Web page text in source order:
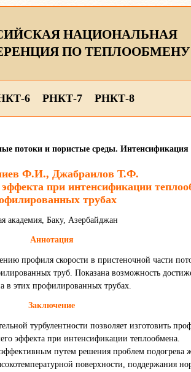
НАЦИОНАЛЬНАЯ
ПО ТЕПЛООБМЕНУ
6 РНКТ-7 РНКТ-8
потоки и пористые среды. Интенсификация
Ф.И., Джабраилов Т.Ф.
при интенсификации
трубах
академия, Баку, Азербайджан
Аннотация
профиля скорости в пристеночной части
труб. Показана возможность
в этих профилированных трубах.
Заключение
турбулентности позволяет изготовить
эффекта при интенсификации теплообмена.
путем решения проблем подогрева
поверхности, поддержания